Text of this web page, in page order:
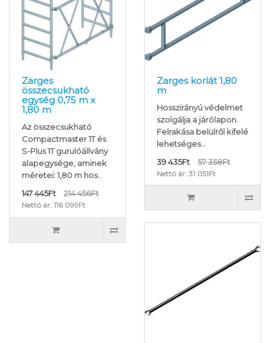
Zarges
összecsukható
egység 0,75 m x
1,80 m
Az összecsukható
Compactmaster 1T és
S-Plus 1T gurulóállvány
alapegysége, aminek
méretei: 1,80 m hos..
147 445Ft
214 456Ft
Nettó ár: 116 099Ft
Zarges korlát 1,80
m
Hosszirányú védelmet
szolgálja a járólapon.
Felrakása belülről kifelé
lehetséges...
39 435Ft
57 358Ft
Nettó ár: 31 051Ft